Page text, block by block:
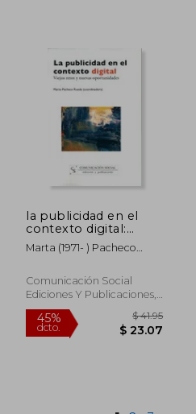
dcto.
la publicidad en el
contexto digital:
viejos retos y nuevas
oportunidades
Marta (1971- ) Pacheco
Comunicación Social
Ediciones Y Publicaciones,
Usado